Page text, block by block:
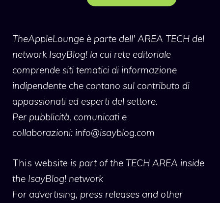
TheAppleLounge è parte dell' AREA TECH del
network IsayBlog! la cui rete editoriale
comprende siti tematici di informazione
indipendente che contano sul contributo di
appassionati ed esperti del settore.
Per pubblicità, comunicati e
collaborazioni: info@isayblog.com
This website is part of the TECH AREA inside
the IsayBlog! network
For advertising, press releases and other